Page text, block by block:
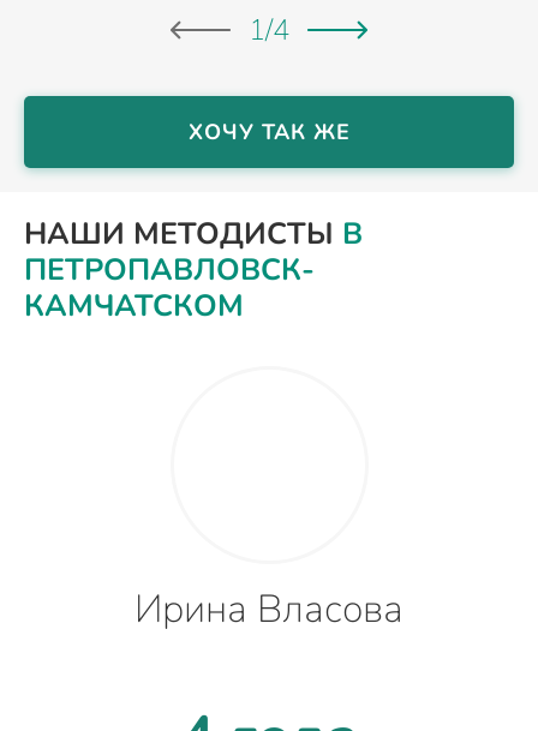
1/4
ХОЧУ ТАК ЖЕ
НАШИ МЕТОДИСТЫ В
ПЕТРОПАВЛОВСК-
КАМЧАТСКОМ
Ирина Власова